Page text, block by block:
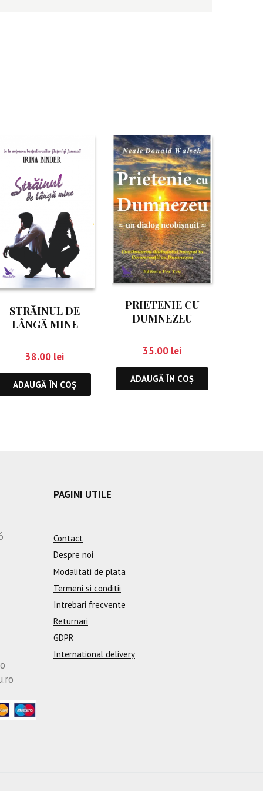
STRĂINUL DE
LÂNGĂ MINE
38.00 lei
ADAUGĂ ÎN COȘ
PRIETENIE CU
DUMNEZEU
35.00 lei
ADAUGĂ ÎN COȘ
PAGINI UTILE
Contact
Despre noi
Modalitati de plata
Termeni si conditii
Intrebari frecvente
Returnari
GDPR
International delivery